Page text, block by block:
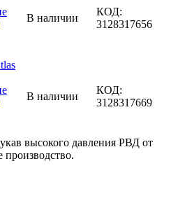
В наличии
КОД:
3128317656
В наличии
КОД:
3128317669
высокого давления РВД от
производство.